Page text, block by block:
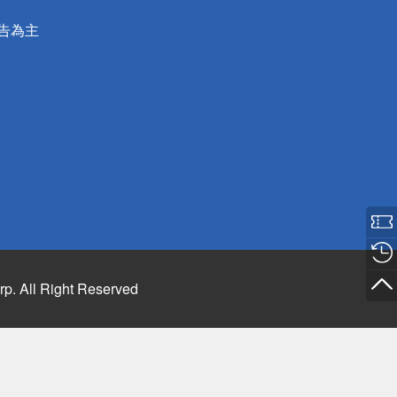
為主
All Right Reserved